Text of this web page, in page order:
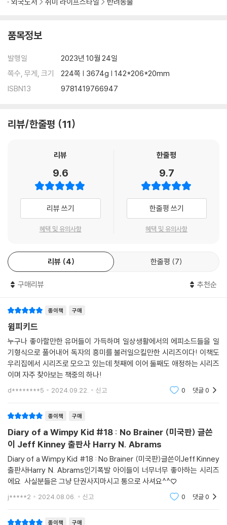
품목정보
발행일
2023년 10월 24일
쪽수, 무게, 크기
224쪽 | 3674g | 142*206*20mm
ISBN13
9781419766947
리뷰/한줄평 11
리뷰
9.6
리뷰 쓰기
혜택 및 유의사항
한줄평
9.7
한줄평 쓰기
혜택 및 유의사항
리뷰 4 한줄평 7
구매리뷰 추천순
종이책 구매
윔피키드
누구나 좋아할만한 유머들이 가득하며 일상생활에서의 에피소드들을 일
기형식으로 풀어내어 독자의 흥미를 불러일으킬만한 시리즈이다! 이책도
우리집에서 시리즈로 모으고 있는데 첫째에 이어 둘째도 애정하는 시리즈
이며 자주 찾아보는 책중의 하나!
d********5 2024.09.22. 신고 0 댓글0
종이책 구매
Diary of a Wimpy Kid #18 : No Brainer (미국판) 글쓴
이 Jeff Kinney 출판사 Harry N. Abrams
Diary of a Wimpy Kid #18 : No Brainer (미국판)글쓴이Jeff Kinney
출판사Harry N. Abrams인기폭발 아이들이 너무너무 좋아하는 시리즈
에요 사실분들은 그냥 단권사지마시고 통으로 사셔요^^♡
j*****2 2024.08.06. 신고 0 댓글0
종이책 구매